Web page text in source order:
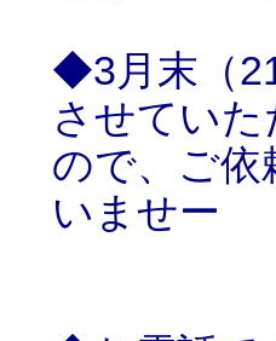
◆3月末（
させてい
ので、ご依
いませー